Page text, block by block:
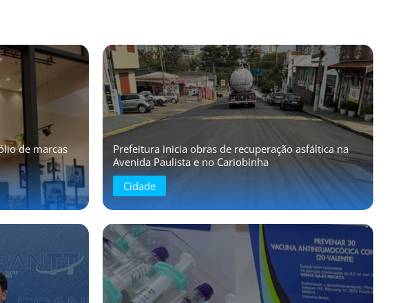
de marcas
Prefeitura inicia obras de recuperação asfáltica na
Avenida Paulista e no Cariobinha
Cidade